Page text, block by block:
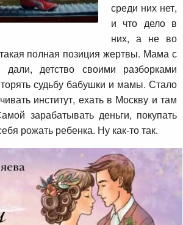
среди них нет,
и что дело в
них, а не во
полная позиция жертвы. Мама с
детство своими разборками
судьбу бабушки и мамы. Стало
институт, ехать в Москву и там
зарабатывать деньги, покупать
рожать ребенка. Ну как-то так.